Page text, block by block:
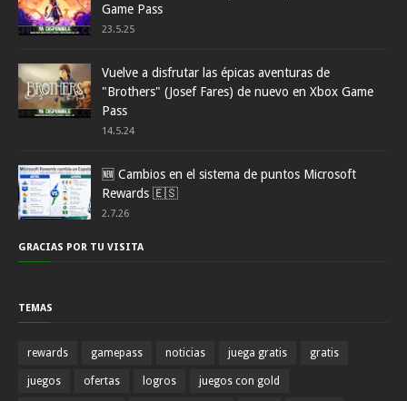
Game Pass
23.5.25
Vuelve a disfrutar las épicas aventuras de
"Brothers" (Josef Fares) de nuevo en Xbox Game
Pass
14.5.24
🆕 Cambios en el sistema de puntos Microsoft
Rewards 🇪🇸
2.7.26
GRACIAS POR TU VISITA
TEMAS
rewards gamepass noticias juega gratis gratis
juegos ofertas logros juegos con gold